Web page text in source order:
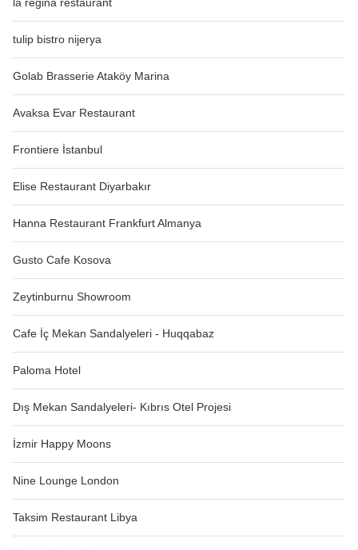
tulip bistro nijerya
Golab Brasserie Ataköy Marina
Avaksa Evar Restaurant
Frontiere İstanbul
Elise Restaurant Diyarbakır
Hanna Restaurant Frankfurt Almanya
Gusto Cafe Kosova
Zeytinburnu Showroom
Cafe İç Mekan Sandalyeleri - Huqqabaz
Paloma Hotel
Dış Mekan Sandalyeleri- Kıbrıs Otel Projesi
İzmir Happy Moons
Nine Lounge London
Taksim Restaurant Libya